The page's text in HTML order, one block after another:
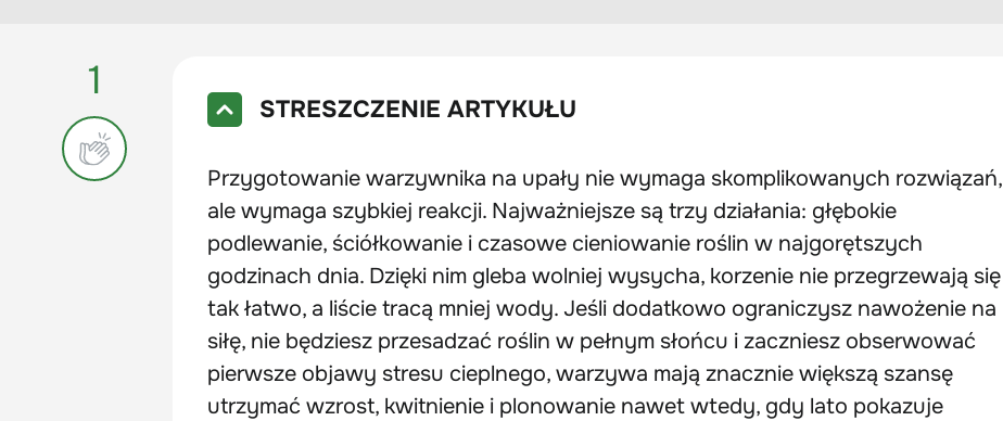
1
STRESZCZENIE ARTYKUŁU
Przygotowanie warzywnika na upały nie wymaga skomplikowanych rozwiązań,
ale wymaga szybkiej reakcji. Najważniejsze są trzy działania: głębokie
podlewanie, ściółkowanie i czasowe cieniowanie roślin w najgorętszych
godzinach dnia. Dzięki nim gleba wolniej wysycha, korzenie nie przegrzewają się
tak łatwo, a liście tracą mniej wody. Jeśli dodatkowo ograniczysz nawożenie na
siłę, nie będziesz przesadzać roślin w pełnym słońcu i zaczniesz obserwować
pierwsze objawy stresu cieplnego, warzywa mają znacznie większą szansę
utrzymać wzrost, kwitnienie i plonowanie nawet wtedy, gdy lato pokazuje